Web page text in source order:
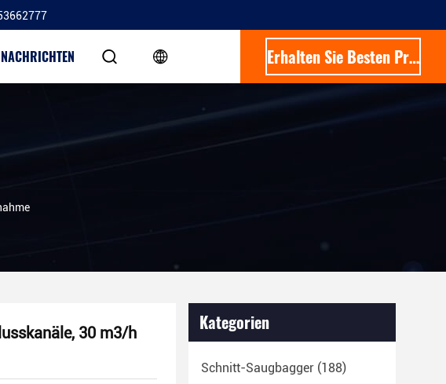
NACHRICHTEN Erhalten Sie Besten Preis
30 m3/h
Kategorien
Schnitt-Saugbagger (188)